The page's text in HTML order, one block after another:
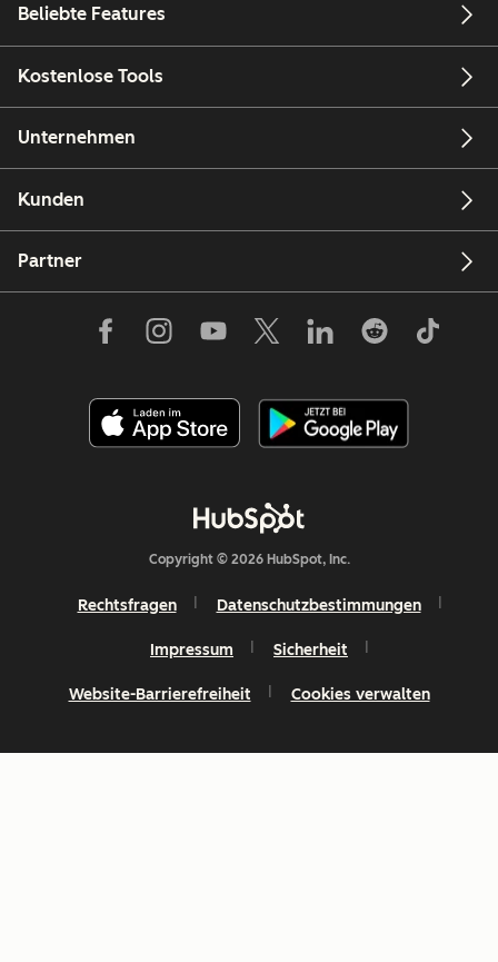
Beliebte Features
Kostenlose Tools
Unternehmen
Kunden
Partner
Copyright © 2026 HubSpot, Inc.
Rechtsfragen Datenschutzbestimmungen
Impressum Sicherheit
Website-Barrierefreiheit Cookies verwalten